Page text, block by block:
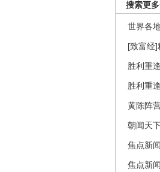
搜索更多
世界各
[致富经
胜利重
胜利重
黄陈阵
朝闻天
焦点新
焦点新